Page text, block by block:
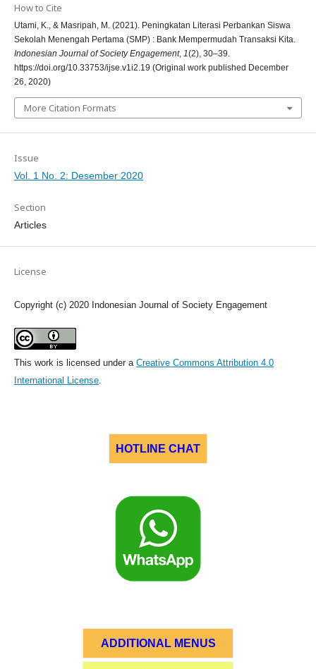
How to Cite
Utami, K., & Masripah, M. (2021). Peningkatan Literasi Perbankan Siswa
Sekolah Menengah Pertama (SMP) : Bank Mempermudah Transaksi Kita.
Indonesian Journal of Society Engagement, 1(2), 30–39.
https://doi.org/10.33753/ijse.v1i2.19 (Original work published December
26, 2020)
More Citation Formats
Issue
Vol. 1 No. 2: Desember 2020
Section
Articles
License
Copyright (c) 2020 Indonesian Journal of Society Engagement
This work is licensed under a Creative Commons Attribution 4.0
International License
HOTLINE CHAT
ADDITIONAL MENUS